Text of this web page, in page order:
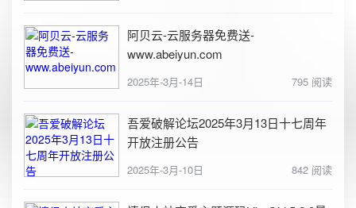
阿贝云-云服务器免费送-
www.abeiyun.com
2025年-3月-14日 795 阅读
吾爱破解论坛2025年3月13日十七周年
开放注册公告
2025年-3月-10日 842 阅读